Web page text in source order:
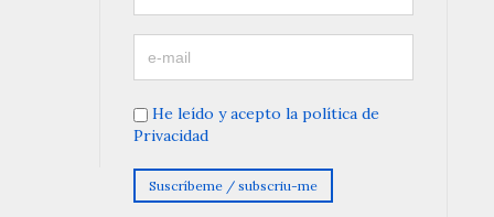
He leído y acepto la política de
Privacidad